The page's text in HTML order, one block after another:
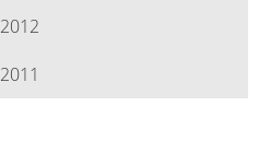
2012
2011